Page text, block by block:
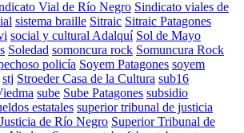
Vial de Río Negro Sindicato viales de
sistema braille Sitraic Sitraic Patagones
social y cultural Adalquí Sol de Mayo
Soledad somoncura rock Somuncura Rock
policía Soyem Patagones soyem
stj Stroeder Casa de la Cultura sub16
sube Sube Patagones subsidio
estatales superior tribunal de justicia
de Río Negro Superior Tribunal de